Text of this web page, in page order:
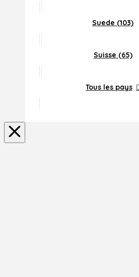
Suede (103)
Suisse (65)
Tous les pays